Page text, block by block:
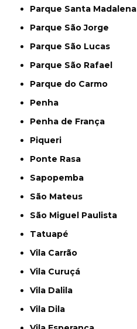
Parque Santa Madalena
Parque São Jorge
Parque São Lucas
Parque São Rafael
Parque do Carmo
Penha
Penha de França
Piqueri
Ponte Rasa
Sapopemba
São Mateus
São Miguel Paulista
Tatuapé
Vila Carrão
Vila Curuçá
Vila Dalila
Vila Dila